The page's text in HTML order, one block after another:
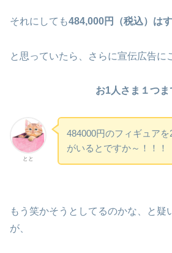
それにしても484,000円（税込）は
と思っていたら、さらに宣伝広告に
お1人さま１つま
とと
484000円のフィギュアを
がいるとですか～！！！
もう笑かそうとしてるのかな、と疑
が、